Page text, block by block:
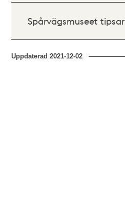
Spårvägsmuseet tipsar
Uppdaterad2021-12-02